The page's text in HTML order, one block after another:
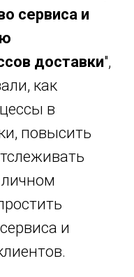
сервиса и
доставки",
как
в
повысить
личном
и